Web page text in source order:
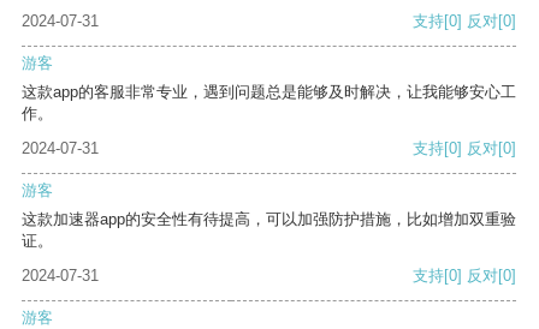
2024-07-31
支持[0] 反对[0]
游客
这款app的客服非常专业，遇到问题总是能够及时解决，让我能够安心工
作。
2024-07-31
支持[0] 反对[0]
游客
这款加速器app的安全性有待提高，可以加强防护措施，比如增加双重验
证。
2024-07-31
支持[0] 反对[0]
游客